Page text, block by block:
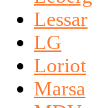
Lessar
LG
Loriot
Marsa